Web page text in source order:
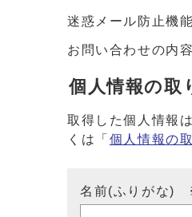
迷惑メール防止機
お問い合わせの内
個人情報の取
取得した個人情報
くは「 個人情報の
名前(ふりがな)